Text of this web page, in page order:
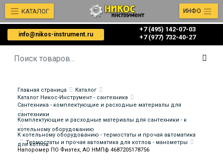
info@nikos-instrument.ru
+7 (495) 142-07-03
‎‎+7 (977) 732-40-27
КАТАЛОГ ИНФО
Главная страница
Каталог
Каталог Никос-Инструмент - сантехника
Сантехника - комплектующие и расходные материалы для
сантехники
Комплектующие и расходные материалы для сантехники - к
котельному оборудованию
К котельному оборудованию - термостаты и прочая автоматика
для котлов
Термостаты и прочая автоматика для котлов - манометры
Напоромер ПО Физтех, АО НМПф 4687205178756